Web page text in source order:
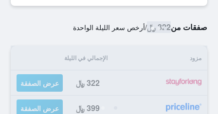
صفقات من322 ﷼ /أرخص سعر الليلة الواحدة
مزود الإجمالي في الليلة
322 ﷼ عرض الصفقة
399 ﷼ عرض الصفقة